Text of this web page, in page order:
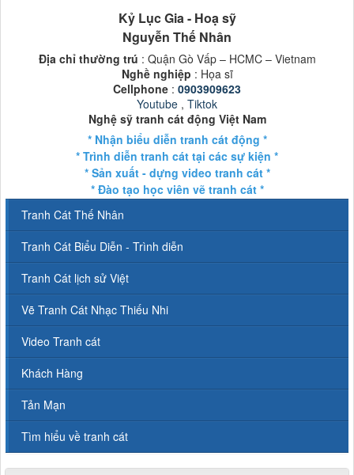
Kỷ Lục Gia - Hoạ sỹ
Nguyễn Thế Nhân
Địa chỉ thường trú : Quận Gò Vấp – HCMC – Vietnam
Nghề nghiệp : Họa sĩ
Cellphone : 0903909623
Youtube , Tiktok
Nghệ sỹ tranh cát động Việt Nam
* Nhận biểu diễn tranh cát động *
* Trình diễn tranh cát tại các sự kiện *
* Sản xuất - dựng video tranh cát *
* Đào tạo học viên vẽ tranh cát *
Tranh Cát Thế Nhân
Tranh Cát Biểu Diễn - Trình diễn
Tranh Cát lịch sử Việt
Vẽ Tranh Cát Nhạc Thiếu Nhi
Video Tranh cát
Khách Hàng
Tản Mạn
Tìm hiểu về tranh cát